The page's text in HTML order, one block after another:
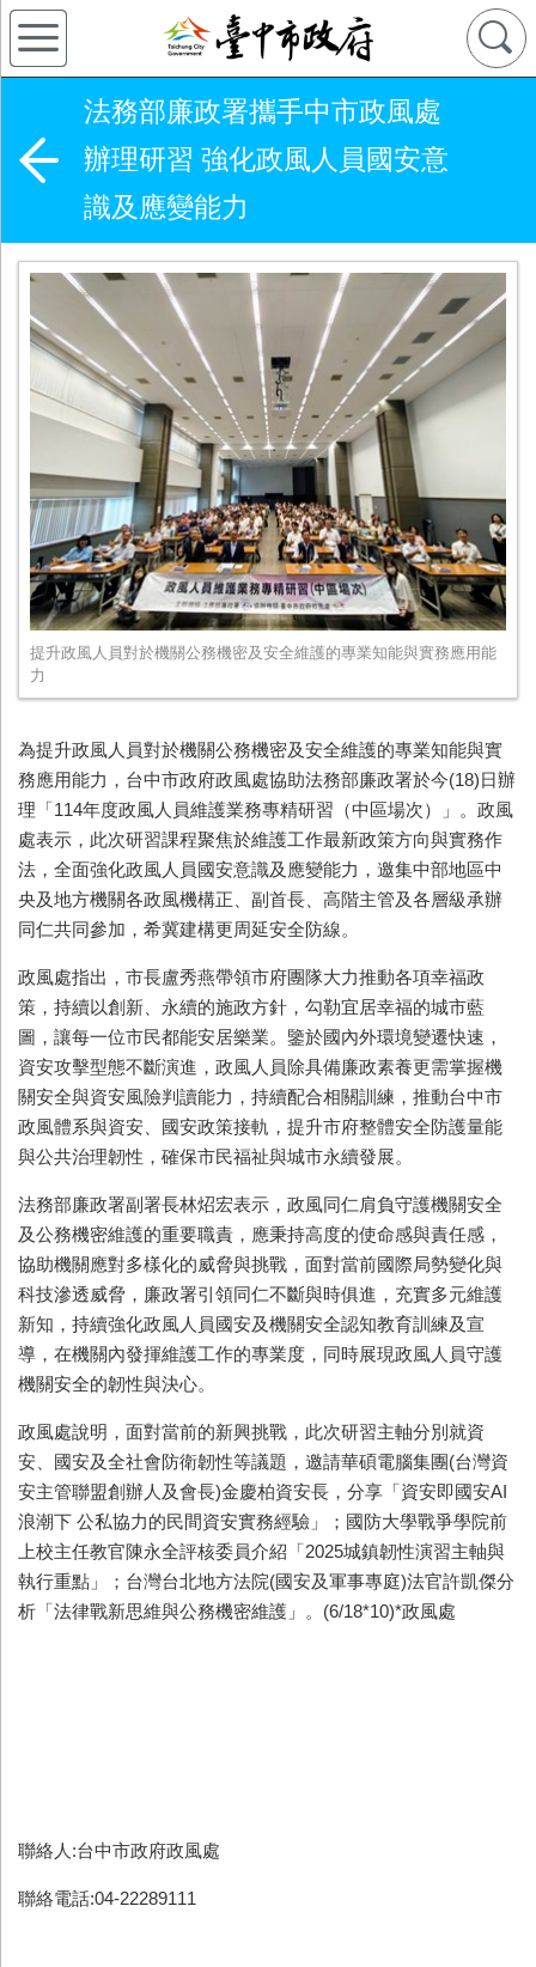
法務部廉政署攜手中市政風處
辦理研習 強化政風人員國安意
識及應變能力
提升政風人員對於機關公務機密及安全維護的專業知能與實務應用能
力
為提升政風人員對於機關公務機密及安全維護的專業知能與實
務應用能力，台中市政府政風處協助法務部廉政署於今(18) 日辦
理「 114年度政風人員維護業務專精研習（中區場次）」。政風
處表示，此次研習課程聚焦於維護工作最新政策方向與實務作
法，全面強化政風人員國安意識及應變能力，邀集中部地區中
央及地方機關各政風機構正、副首長、高階主管及各層級承辦
同仁共同參加，希冀建構更周延安全防線。
政風處指出，市長盧秀燕帶領市府團隊大力推動各項幸福政
策，持續以創新、永續的施政方針，勾勒宜居幸福的城市藍
圖，讓每一位市民都能安居樂業。鑒於國內外環境變遷快速，
資安攻擊型態不斷演進，政風人員除具備廉政素養更需掌握機
關安全與資安風險判讀能力，持續配合相關訓練，推動台中市
政風體系與資安、國安政策接軌，提升市府整體安全防護量能
與公共治理韌性，確保市民福祉與城市永續發展。
法務部廉政署副署長林炤宏表示，政風同仁肩負守護機關安全
及公務機密維護的重要職責，應秉持高度的使命感與責任感，
協助機關應對多樣化的威脅與挑戰，面對當前國際局勢變化與
科技滲透威脅，廉政署引領同仁不斷與時俱進，充實多元維護
新知，持續強化政風人員國安及機關安全認知教育訓練及宣
導，在機關內發揮維護工作的專業度，同時展現政風人員守護
機關安全的韌性與決心。
政風處說明，面對當前的新興挑戰，此次研習主軸分別就資
安、國安及全社會防衛韌性等議題，邀請華碩電腦集團(台灣資
安主管聯盟創辦人及會長)金慶柏資安長，分享「資安即國安AI
浪潮下 公私協力的民間資安實務經驗」；國防大學戰爭學院前
上校主任教官陳永全評核委員介紹「 2025城鎮韌性演習主軸與
執行重點」；台灣台北地方法院(國安及軍事專庭)法官許凱傑分
析「法律戰新思維與公務機密維護」。(6/18*10)*政風處
聯絡人:台中市政府政風處
聯絡電話:04-22289111